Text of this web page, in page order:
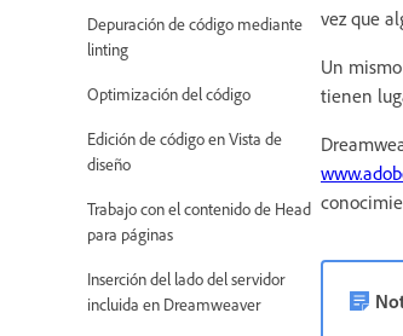
Depuración de código mediante
linting
Optimización del código
Edición de código en Vista de
diseño
Trabajo con el contenido de Head
para páginas
Inserción del lado del servidor
incluida en Dreamweaver
vez que
Un
tienen